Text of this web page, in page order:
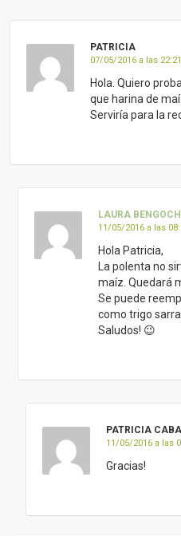
PATRICIA
07/05/2016 a las 22:21
Hola. Quiero
que harina de
Serviría para la
LAURA
11/05/2016 a las
Hola Patricia,
La polenta no
maíz. Quedará
Se puede
como trigo
Saludos! 😉
PATRICIA
11/05/2016 a las
Gracias!